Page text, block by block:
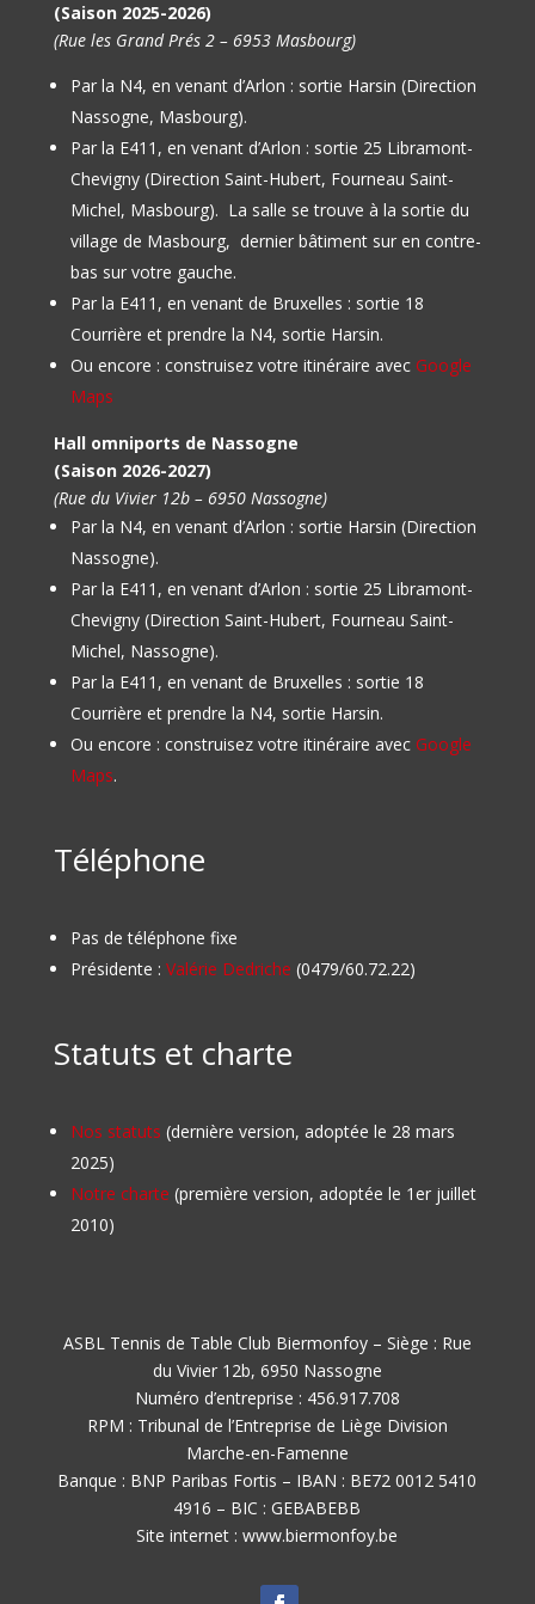
(Saison 2025-2026)
(Rue les Grand Prés 2 – 6953 Masbourg)
Par la N4, en venant d’Arlon : sortie Harsin (Direction
Nassogne, Masbourg).
Par la E411, en venant d’Arlon : sortie 25 Libramont-
Chevigny (Direction Saint-Hubert, Fourneau Saint-
Michel, Masbourg). La salle se trouve à la sortie du
village de Masbourg, dernier bâtiment sur en contre-
bas sur votre gauche.
Par la E411, en venant de Bruxelles : sortie 18
Courrière et prendre la N4, sortie Harsin.
Ou encore : construisez votre itinéraire avec Google
Maps
Hall omniports de Nassogne
(Saison 2026-2027)
(Rue du Vivier 12b – 6950 Nassogne)
Par la N4, en venant d’Arlon : sortie Harsin (Direction
Nassogne).
Par la E411, en venant d’Arlon : sortie 25 Libramont-
Chevigny (Direction Saint-Hubert, Fourneau Saint-
Michel, Nassogne).
Par la E411, en venant de Bruxelles : sortie 18
Courrière et prendre la N4, sortie Harsin.
Ou encore : construisez votre itinéraire avec Google
Maps.
Téléphone
Pas de téléphone fixe
Présidente : Valérie Dedriche (0479/60.72.22)
Statuts et charte
Nos statuts (dernière version, adoptée le 28 mars
2025)
Notre charte (première version, adoptée le 1er juillet
2010)
ASBL Tennis de Table Club Biermonfoy – Siège : Rue
du Vivier 12b, 6950 Nassogne
Numéro d’entreprise : 456.917.708
RPM : Tribunal de l’Entreprise de Liège Division
Marche-en-Famenne
Banque : BNP Paribas Fortis – IBAN : BE72 0012 5410
4916 – BIC : GEBABEBB
Site internet : www.biermonfoy.be